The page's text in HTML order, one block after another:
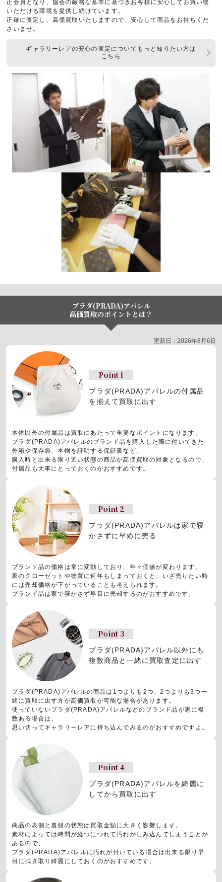
正会員となり、協会の厳格な基準に基づきお客様に安心してお買い物
いただける環境を提供し続けています。
正確に査定し、高価買取いたしますので、安心して商品をお持ちくだ
さいませ。
ギャラリーレアの安心の査定についてもっと知りたい方は
こちら
プラダ(PRADA)アパレル
高価買取のポイントとは？
更新日：2026年8月6日
Point 1
プラダ(PRADA)アパレルの付属品
を揃えて買取に出す
本体以外の付属品は買取にあたって重要なポイントになります。
プラダ(PRADA)アパレルのブランド品を購入した際に付いてきた
外箱や保存袋、本物を証明する保証書など。
購入時と出来る限り近い状態の商品が高価買取の対象となるので、
付属品も大事にとっておくのがおすすめです。
Point 2
プラダ(PRADA)アパレルは家で寝
かさずに早めに売る
ブランド品の価格は常に変動しており、年々価値が変わります。
家のクローゼットや物置に何年もしまっておくと、いざ売りたい時
には売却価格が下がっていることも考えられます。
ブランド品は家で寝かさず早目に売却するのがおすすめです。
Point 3
プラダ(PRADA)アパレル以外にも
複数商品と一緒に買取査定に出す
プラダ(PRADA)アパレルの商品は1つよりも2つ、2つよりも3つ一
緒に買取に出す方が高価買取が可能な場合があります。
使っていないプラダ(PRADA)アパレルなどのブランド品が家に複
数ある場合は、
思い切ってギャラリーレアに持ち込んでみるのがおすすめですよ。
Point 4
プラダ(PRADA)アパレルを綺麗に
してから買取に出す
商品の表側と裏側の状態は買取金額に大きく影響します。
素材によっては時間が経つにつれて汚れがしみ込んでしまうことが
あるので、
プラダ(PRADA)アパレルに汚れが付いている場合は出来る限り早
目に拭き取り綺麗にしておくのがおすすめです。